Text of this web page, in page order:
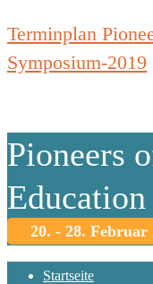
Terminplan
Symposium-2019
Pioneers
Education
20. - 28. Februar
Startseite